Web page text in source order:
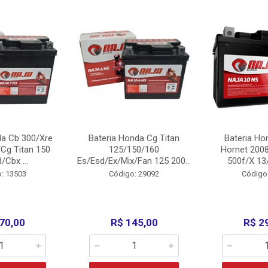
Cb 300/Xre
Titan 150
Cbx ...
13503
Bateria Honda Cg Titan
125/150/160
Es/Esd/Ex/Mix/Fan 125 200...
Código: 29092
R$ 145,00
Bateria
Hornet
500f/X
R$